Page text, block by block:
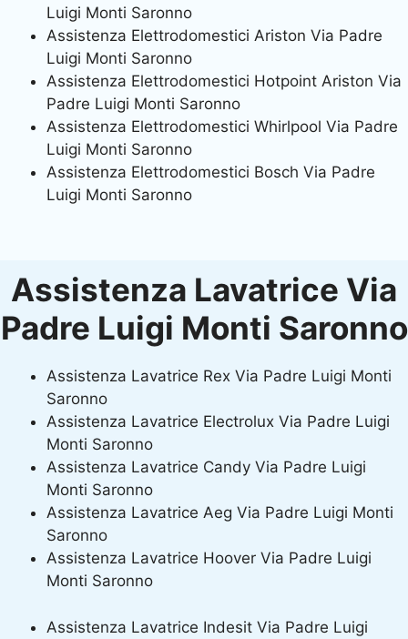
Luigi Monti Saronno
Assistenza Elettrodomestici Ariston Via Padre
Luigi Monti Saronno
Assistenza Elettrodomestici Hotpoint Ariston Via
Padre Luigi Monti Saronno
Assistenza Elettrodomestici Whirlpool Via Padre
Luigi Monti Saronno
Assistenza Elettrodomestici Bosch Via Padre
Luigi Monti Saronno
Assistenza Lavatrice Via
Padre Luigi Monti Saronno
Assistenza Lavatrice Rex Via Padre Luigi Monti
Saronno
Assistenza Lavatrice Electrolux Via Padre Luigi
Monti Saronno
Assistenza Lavatrice Candy Via Padre Luigi
Monti Saronno
Assistenza Lavatrice Aeg Via Padre Luigi Monti
Saronno
Assistenza Lavatrice Hoover Via Padre Luigi
Monti Saronno
Assistenza Lavatrice Indesit Via Padre Luigi